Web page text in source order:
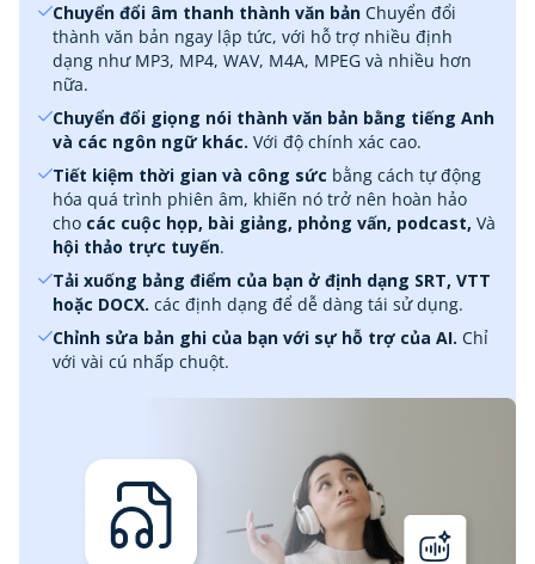
Chuyển đổi âm thanh thành văn bản Chuyển đổi
thành văn bản ngay lập tức, với hỗ trợ nhiều định
dạng như MP3, MP4, WAV, M4A, MPEG và nhiều hơn
nữa.
Chuyển đổi giọng nói thành văn bản bằng tiếng Anh
và các ngôn ngữ khác. Với độ chính xác cao.
Tiết kiệm thời gian và công sức bằng cách tự động
hóa quá trình phiên âm, khiến nó trở nên hoàn hảo
cho các cuộc họp, bài giảng, phỏng vấn, podcast, Và
hội thảo trực tuyến.
Tải xuống bảng điểm của bạn ở định dạng SRT, VTT
hoặc DOCX. các định dạng để dễ dàng tái sử dụng.
Chỉnh sửa bản ghi của bạn với sự hỗ trợ của AI. Chỉ
với vài cú nhấp chuột.